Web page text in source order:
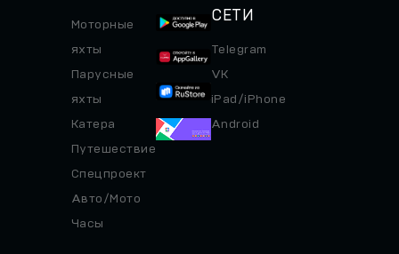
Моторные
яхты
Парусные
яхты
Катера
Путешествие
Спецпроект
Авто/Мото
Часы
СЕТИ
Telegram
VK
iPad/iPhone
Android